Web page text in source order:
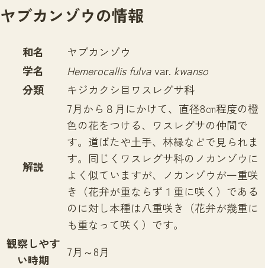
ヤブカンゾウの情報
和名
ヤブカンゾウ
学名
Hemerocallis fulvavar. kwanso
分類
キジカクシ目ワスレグサ科
解説
7月から８月にかけて、直径8㎝程度の橙
色の花をつける、ワスレグサの仲間で
す。道ばたや土手、林縁などで見られま
す。同じくワスレグサ科のノカンゾウに
よく似ていますが、ノカンゾウが一重咲
き（花弁が重ならず１重に咲く）である
のに対し本種は八重咲き（花弁が幾重に
も重なって咲く）です。
観察しやす
い時期
7月～8月